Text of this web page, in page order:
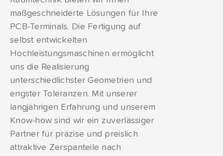
maßgeschneiderte Lösungen für Ihre
PCB-Terminals. Die Fertigung auf
selbst entwickelten
Hochleistungsmaschinen ermöglicht
uns die Realisierung
unterschiedlichster Geometrien und
engster Toleranzen. Mit unserer
langjährigen Erfahrung und unserem
Know-how sind wir ein zuverlässiger
Partner für präzise und preislich
attraktive Zerspanteile nach